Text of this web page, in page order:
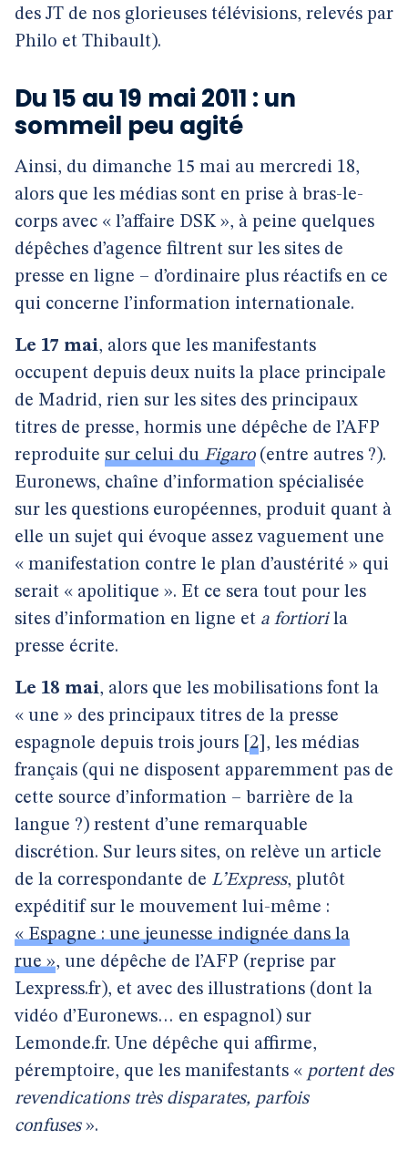
des JT de nos glorieuses télévisions, relevés par
Philo et Thibault).
Du 15 au 19 mai 2011 : un
sommeil peu agité
Ainsi, du dimanche 15 mai au mercredi 18,
alors que les médias sont en prise à bras-le-
corps avec « l’affaire DSK », à peine quelques
dépêches d’agence filtrent sur les sites de
presse en ligne – d’ordinaire plus réactifs en ce
qui concerne l’information internationale.
Le 17 mai, alors que les manifestants
occupent depuis deux nuits la place principale
de Madrid, rien sur les sites des principaux
titres de presse, hormis une dépêche de l’AFP
reproduite sur celui duFigaro(entre autres ?).
Euronews, chaîne d’information spécialisée
sur les questions européennes, produit quant à
elle un sujet qui évoque assez vaguement une
« manifestation contre le plan d’austérité » qui
serait « apolitique ». Et ce sera tout pour les
sites d’information en ligne et a fortiorila
presse écrite.
Le 18 mai, alors que les mobilisations font la
« une » des principaux titres de la presse
espagnole depuis trois jours 2 , les médias
français (qui ne disposent apparemment pas de
cette source d’information – barrière de la
langue ?) restent d’une remarquable
discrétion. Sur leurs sites, on relève un article
de la correspondante de L’Express, plutôt
expéditif sur le mouvement lui-même :
« Espagne : une jeunesse indignée dans la
rue », une dépêche de l’AFP (reprise par
Lexpress.fr), et avec des illustrations (dont la
vidéo d’Euronews… en espagnol) sur
Lemonde.fr. Une dépêche qui affirme,
péremptoire, que les manifestants « portent des
revendications très disparates, parfois
confuses».